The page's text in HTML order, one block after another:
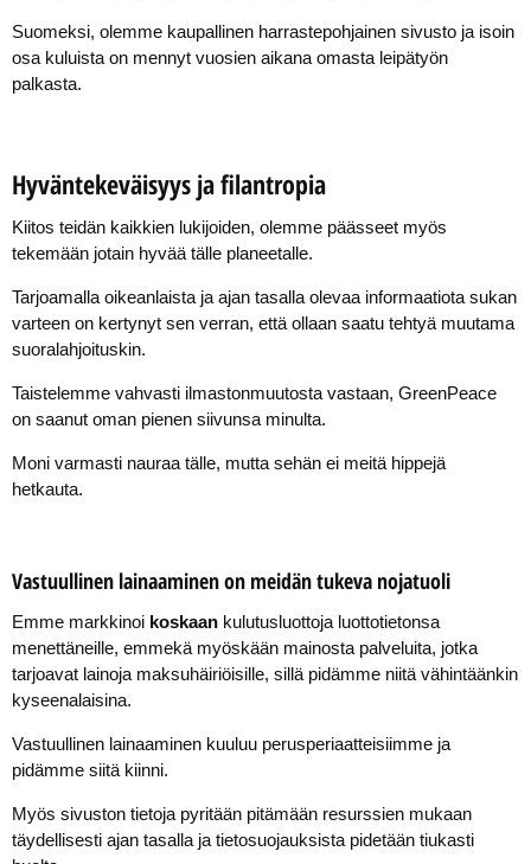
Suomeksi, olemme kaupallinen harrastepohjainen sivusto ja isoin
osa kuluista on mennyt vuosien aikana omasta leipätyön
palkasta.
Hyväntekeväisyys ja filantropia
Kiitos teidän kaikkien lukijoiden, olemme päässeet myös
tekemään jotain hyvää tälle planeetalle.
Tarjoamalla oikeanlaista ja ajan tasalla olevaa informaatiota sukan
varteen on kertynyt sen verran, että ollaan saatu tehtyä muutama
suoralahjoituskin.
Taistelemme vahvasti ilmastonmuutosta vastaan, GreenPeace
on saanut oman pienen siivunsa minulta.
Moni varmasti nauraa tälle, mutta sehän ei meitä hippejä
hetkauta.
Vastuullinen lainaaminen on meidän tukeva nojatuoli
Emme markkinoi koskaan kulutusluottoja luottotietonsa
menettäneille, emmekä myöskään mainosta palveluita, jotka
tarjoavat lainoja maksuhäiriöisille, sillä pidämme niitä vähintäänkin
kyseenalaisina.
Vastuullinen lainaaminen kuuluu perusperiaatteisiimme ja
pidämme siitä kiinni.
Myös sivuston tietoja pyritään pitämään resurssien mukaan
täydellisesti ajan tasalla ja tietosuojauksista pidetään tiukasti